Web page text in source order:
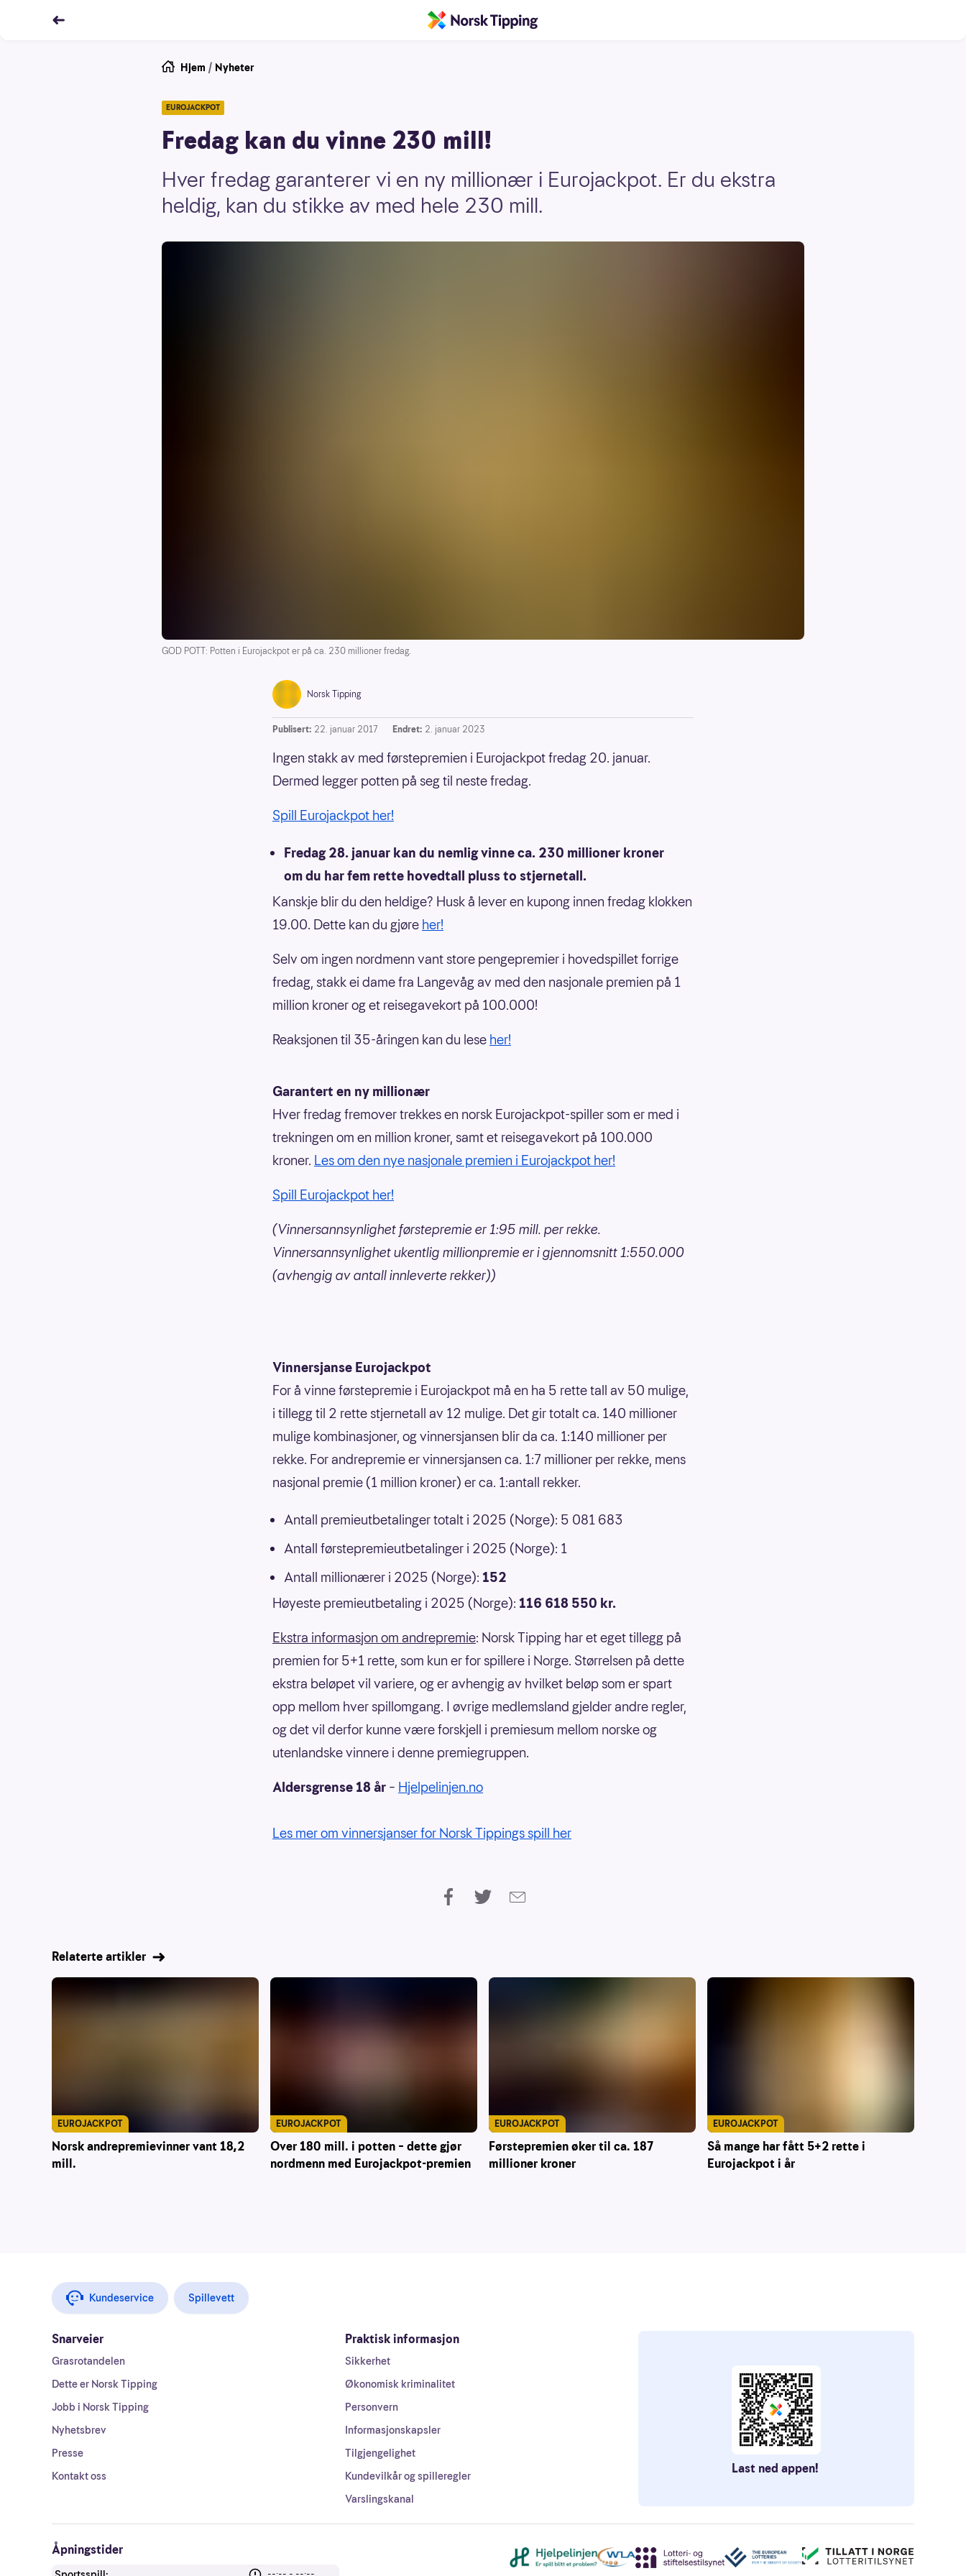
Hjem / Nyheter
EUROJACKPOT
Fredag kan du vinne 230 mill!
Hver fredag garanterer vi en ny millionær i Eurojackpot. Er du ekstra
heldig, kan du stikke av med hele 230 mill.
GOD POTT: Potten i Eurojackpot er på ca. 230 millioner fredag.
Norsk Tipping
Publisert: 22. januar 2017 Endret: 2. januar 2023
Ingen stakk av med førstepremien i Eurojackpot fredag 20. januar.
Dermed legger potten på seg til neste fredag.
Spill Eurojackpot her!
Fredag 28. januar kan du nemlig vinne ca. 230 millioner kroner
om du har fem rette hovedtall pluss to stjernetall.
Kanskje blir du den heldige? Husk å lever en kupong innen fredag klokken
19.00. Dette kan du gjøre her!
Selv om ingen nordmenn vant store pengepremier i hovedspillet forrige
fredag, stakk ei dame fra Langevåg av med den nasjonale premien på 1
million kroner og et reisegavekort på 100.000!
Reaksjonen til 35-åringen kan du lese her!
Garantert en ny millionær
Hver fredag fremover trekkes en norsk Eurojackpot-spiller som er med i
trekningen om en million kroner, samt et reisegavekort på 100.000
kroner. Les om den nye nasjonale premien i Eurojackpot her!
Spill Eurojackpot her!
(Vinnersannsynlighet førstepremie er 1:95 mill. per rekke.
Vinnersannsynlighet ukentlig millionpremie er i gjennomsnitt 1:550.000
(avhengig av antall innleverte rekker))
Vinnersjanse Eurojackpot
For å vinne førstepremie i Eurojackpot må en ha 5 rette tall av 50 mulige,
i tillegg til 2 rette stjernetall av 12 mulige. Det gir totalt ca. 140 millioner
mulige kombinasjoner, og vinnersjansen blir da ca. 1:140 millioner per
rekke. For andrepremie er vinnersjansen ca. 1:7 millioner per rekke, mens
nasjonal premie (1 million kroner) er ca. 1:antall rekker.
Antall premieutbetalinger totalt i 2025 (Norge): 5 081 683
Antall førstepremieutbetalinger i 2025 (Norge): 1
Antall millionærer i 2025 (Norge): 152
Høyeste premieutbetaling i 2025 (Norge): 116 618 550 kr.
Ekstra informasjon om andrepremie: Norsk Tipping har et eget tillegg på
premien for 5+1 rette, som kun er for spillere i Norge. Størrelsen på dette
ekstra beløpet vil variere, og er avhengig av hvilket beløp som er spart
opp mellom hver spillomgang. I øvrige medlemsland gjelder andre regler,
og det vil derfor kunne være forskjell i premiesum mellom norske og
utenlandske vinnere i denne premiegruppen.
Aldersgrense 18 år – Hjelpelinjen.no
Les mer om vinnersjanser for Norsk Tippings spill her
Relaterte artikler
Norsk andrepremievinner vant 18,2
mill.
EUROJACKPOT
Over 180 mill. i potten – dette gjør
nordmenn med Eurojackpot-premien
EUROJACKPOT
Førstepremien øker til ca. 187
millioner kroner
EUROJACKPOT
Så mange har fått 5+2 rette i
Eurojackpot i år
EUROJACKPOT
Kundeservice Spillevett
Snarveier
Grasrotandelen
Dette er Norsk Tipping
Jobb i Norsk Tipping
Nyhetsbrev
Presse
Kontakt oss
Praktisk informasjon
Sikkerhet
Økonomisk kriminalitet
Personvern
Informasjonskapsler
Tilgjengelighet
Kundevilkår og spilleregler
Varslingskanal
Last ned appen!
Åpningstider